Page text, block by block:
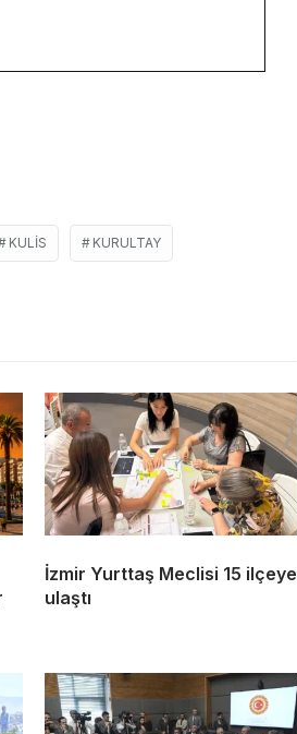
KULIS KURULTAY
İzmir Yurttaş Meclisi 15 ilçeye
ulaştı